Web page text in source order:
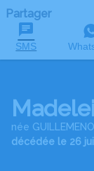
Partager
SMS
née
décédée le 26